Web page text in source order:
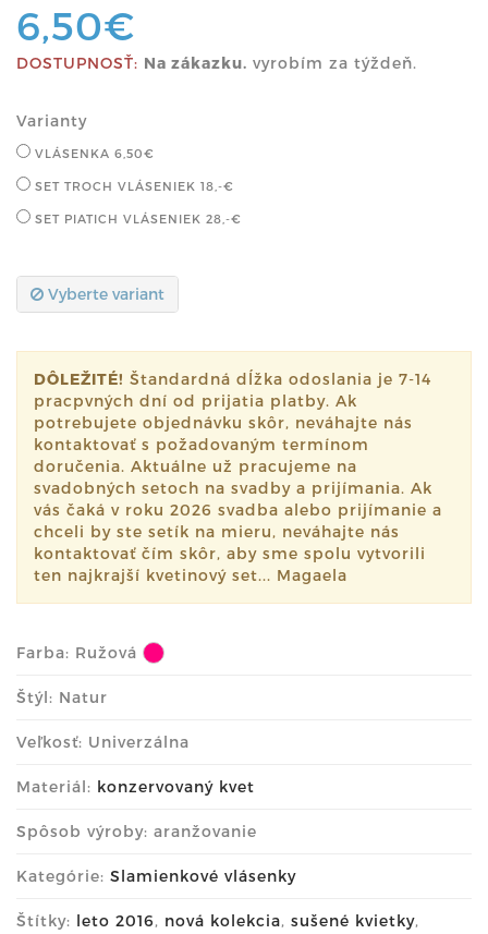
6,50€
DOSTUPNOSŤ: Na zákazku. vyrobím za týždeň.
Varianty
VLÁSENKA 6,50€
SET TROCH VLÁSENIEK 18,-€
SET PIATICH VLÁSENIEK 28,-€
Vyberte variant
DÔLEŽITÉ! Štandardná dĺžka odoslania je 7-14
pracpvných dní od prijatia platby. Ak
potrebujete objednávku skôr, neváhajte nás
kontaktovať s požadovaným termínom
doručenia. Aktuálne už pracujeme na
svadobných setoch na svadby a prijímania. Ak
vás čaká v roku 2026 svadba alebo prijímanie a
chceli by ste setík na mieru, neváhajte nás
kontaktovať čím skôr, aby sme spolu vytvorili
ten najkrajší kvetinový set... Magaela
Farba: Ružová
Štýl: Natur
Veľkosť: Univerzálna
Materiál: konzervovaný kvet
Spôsob výroby: aranžovanie
Kategórie: Slamienkové vlásenky
Štítky: leto 2016, nová kolekcia, sušené kvietky,